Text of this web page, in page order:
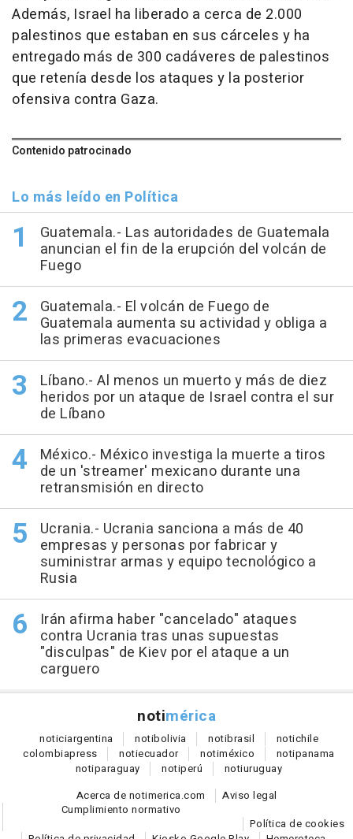
Además, Israel ha liberado a cerca de 2.000
palestinos que estaban en sus cárceles y ha
entregado más de 300 cadáveres de palestinos
que retenía desde los ataques y la posterior
ofensiva contra Gaza.
Contenido patrocinado
Lo más leído en Política
Guatemala.- Las autoridades de Guatemala
anuncian el fin de la erupción del volcán de
Fuego
Guatemala.- El volcán de Fuego de
Guatemala aumenta su actividad y obliga a
las primeras evacuaciones
Líbano.- Al menos un muerto y más de diez
heridos por un ataque de Israel contra el sur
de Líbano
México.- México investiga la muerte a tiros
de un 'streamer' mexicano durante una
retransmisión en directo
Ucrania.- Ucrania sanciona a más de 40
empresas y personas por fabricar y
suministrar armas y equipo tecnológico a
Rusia
Irán afirma haber "cancelado" ataques
contra Ucrania tras unas supuestas
"disculpas" de Kiev por el ataque a un
carguero
notimérica
noticiargentina notibolivia notibrasil notichile
colombiapress notiecuador notiméxico notipanama
notiparaguay notiperú notiuruguay
Acerca de notimerica.com
Aviso legal
Cumplimiento normativo
Política de cookies